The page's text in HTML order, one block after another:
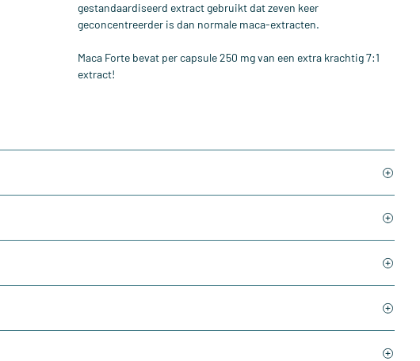
gestandaardiseerd extract gebruikt dat zeven keer
geconcentreerder is dan normale maca-extracten.
Maca Forte bevat per capsule 250 mg van een extra krachtig 7:1
extract!